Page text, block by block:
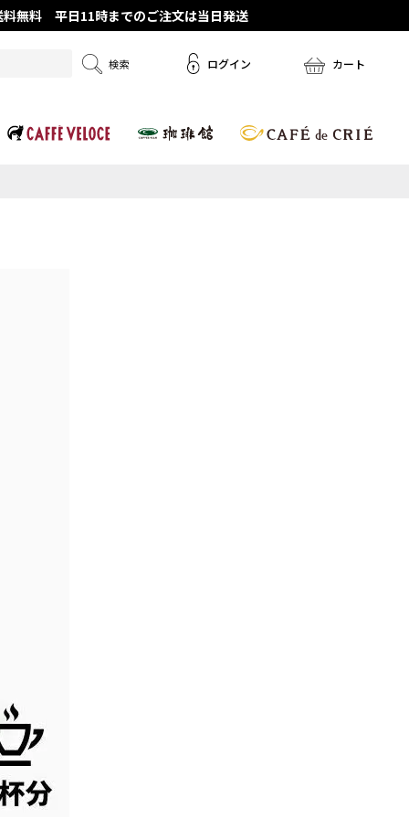
無料 平日11時までのご注文は当日発送
ログイン カート